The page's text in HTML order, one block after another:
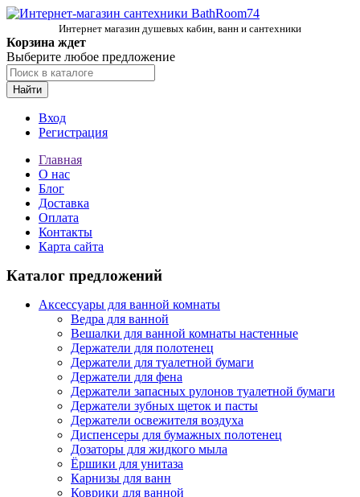
Интернет магазин душевых кабин, ванн и сантехники
Корзина ждет
Выберите любое предложение
Найти
Вход
Регистрация
Главная
О нас
Блог
Доставка
Оплата
Контакты
Карта сайта
Каталог предложений
Аксессуары для ванной комнаты
Ведра для ванной
Вешалки для ванной комнаты настенные
Держатели для полотенец
Держатели для туалетной бумаги
Держатели для фена
Держатели запасных рулонов туалетной бумаги
Держатели зубных щеток и пасты
Держатели освежителя воздуха
Диспенсеры для бумажных полотенец
Дозаторы для жидкого мыла
Ёршики для унитаза
Карнизы для ванн
Коврики для ванной